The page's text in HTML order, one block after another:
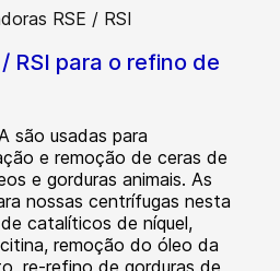
RSI para o refino de
são usadas para
e remoção de ceras de
e gorduras animais. As
nossas centrífugas nesta
catalíticos de níquel,
remoção do óleo da